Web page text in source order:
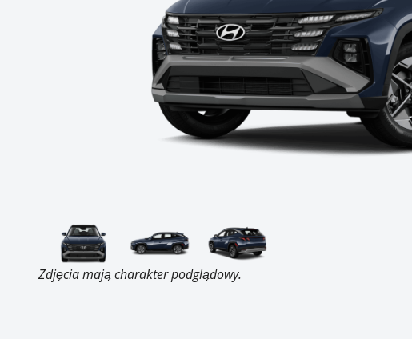
Zdjęcia mają charakter podglądowy.